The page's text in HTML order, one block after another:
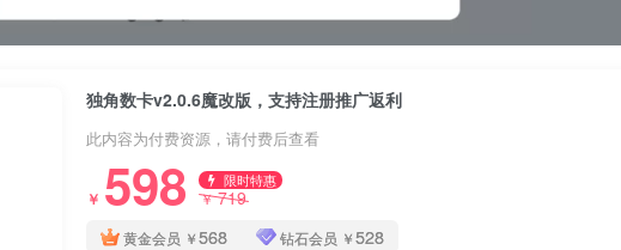
独角数卡v2.0.6魔改版，支持注册推广返利
此内容为付费资源，请付费后查看
￥ 598 限时特惠
￥719
黄金会员 ￥568 钻石会员 ￥528